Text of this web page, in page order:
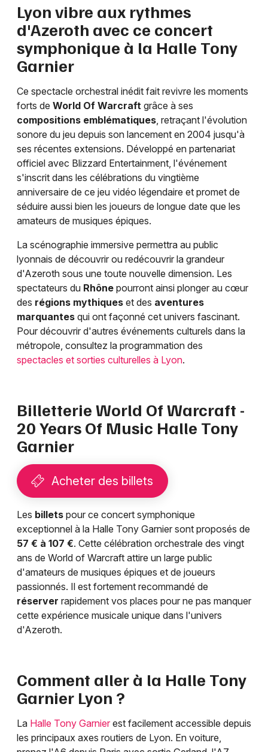
Mon email
Lyon vibre aux rythmes
d'Azeroth avec ce concert
symphonique à la Halle Tony
Garnier
Ce spectacle orchestral inédit fait revivre les moments
forts de World Of Warcraft grâce à ses
compositions emblématiques, retraçant l'évolution
sonore du jeu depuis son lancement en 2004 jusqu'à
ses récentes extensions. Développé en partenariat
officiel avec Blizzard Entertainment, l'événement
s'inscrit dans les célébrations du vingtième
anniversaire de ce jeu vidéo légendaire et promet de
séduire aussi bien les joueurs de longue date que les
amateurs de musiques épiques.
La scénographie immersive permettra au public
lyonnais de découvrir ou redécouvrir la grandeur
d'Azeroth sous une toute nouvelle dimension. Les
spectateurs du Rhône pourront ainsi plonger au cœur
des régions mythiques et des aventures
marquantes qui ont façonné cet univers fascinant.
Pour découvrir d'autres événements culturels dans la
métropole, consultez la programmation des
spectacles et sorties culturelles à Lyon.
Billetterie World Of Warcraft -
20 Years Of Music Halle Tony
Garnier
Acheter des billets
Les billets pour ce concert symphonique
exceptionnel à la Halle Tony Garnier sont proposés de
57 € à 107 €. Cette célébration orchestrale des vingt
ans de World of Warcraft attire un large public
d'amateurs de musiques épiques et de joueurs
passionnés. Il est fortement recommandé de
réserver rapidement vos places pour ne pas manquer
cette expérience musicale unique dans l'univers
d'Azeroth.
Comment aller à la Halle Tony
Garnier Lyon ?
La Halle Tony Garnier est facilement accessible depuis
les principaux axes routiers de Lyon. En voiture,